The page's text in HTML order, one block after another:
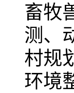
畜牧
测、
村规
环境